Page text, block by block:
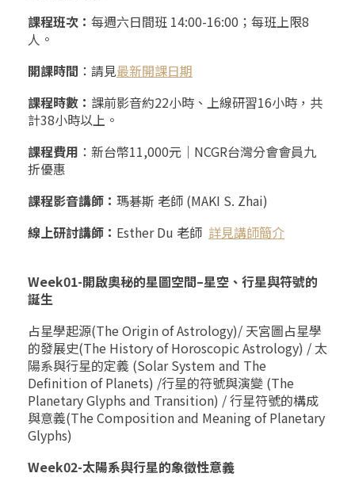
課程班次： 每週六日間班 14:00-16:00 ；每班上限8
人。
開課時間 ：請見最新開課日期
課程時數： 課前影音約22小時、上線研習16小時，共
計38小時以上。
課程費用 ：新台幣11,000元｜ NCGR台灣分會會員九
折優惠
課程影音講師： 瑪碁斯 老師 (MAKI S. Zhai)
線上研討講師： Esther Du 老師 詳見講師簡介
Week01-開啟奧秘的星圖空間–星空、行星與符號的
誕生
占星學起源(The Origin of Astrology)/ 天宮圖占星學
的發展史(The History of Horoscopic Astrology) / 太
陽系與行星的定義 (Solar System and The
Definition of Planets) /行星的符號與演變 (The
Planetary Glyphs and Transition) /行星符號的構成
與意義(The Composition and Meaning of Planetary
Glyphs)
Week02-太陽系與行星的象徵性意義